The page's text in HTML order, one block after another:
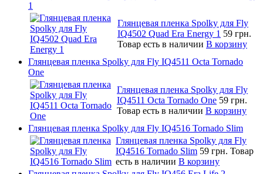
1
Глянцевая пленка Spolky для Fly
IQ4502 Quad Era Energy 1 59 грн.
Товар есть в наличии В корзину
Глянцевая пленка Spolky для Fly IQ4511 Octa Tornado
One
Глянцевая пленка Spolky для Fly
IQ4511 Octa Tornado One 59 грн.
Товар есть в наличии В корзину
Глянцевая пленка Spolky для Fly IQ4516 Tornado Slim
Глянцевая пленка Spolky для Fly
IQ4516 Tornado Slim 59 грн. Товар
есть в наличии В корзину